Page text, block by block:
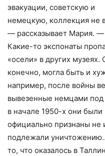
эвакуации, советскую и
немецкую, коллекция не
— рассказывает Мария. —
Какие-то экспонаты
«осели» в других музеях.
конечно, могла быть и
например, после войны
вывезенные немцами под
в начале 1950-х они были
официально признаны
подлежали
то, что оказалось в